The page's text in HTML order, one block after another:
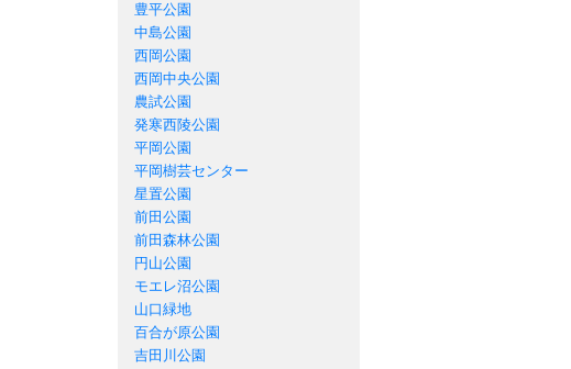
豊平公園
中島公園
西岡公園
西岡中央公園
農試公園
発寒西陵公園
平岡公園
平岡樹芸センター
星置公園
前田公園
前田森林公園
円山公園
モエレ沼公園
山口緑地
百合が原公園
吉田川公園